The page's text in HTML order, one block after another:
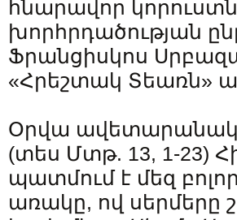
հնարավոր
խորհրդածության
Ֆրանցիսկոս
«Հրեշտակ Տեառն»
Օրվա
(տես Մտթ. 13, 1-23)
պատմում է մեզ
առակը, ով սերմերը